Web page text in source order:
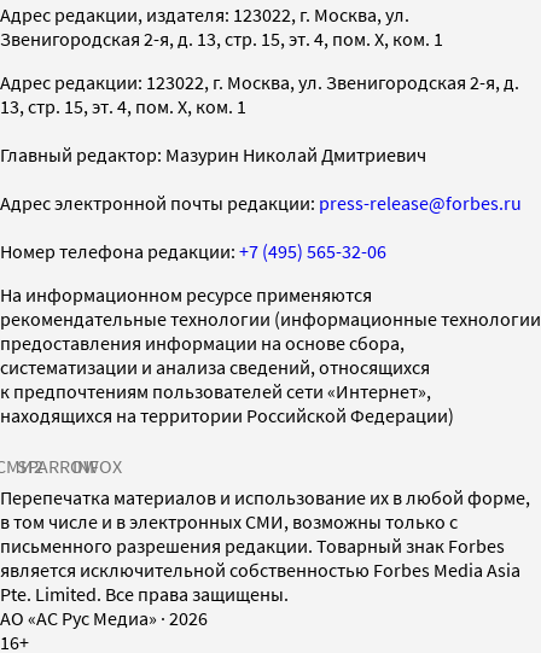
Адрес редакции, издателя: 123022, г. Москва, ул.
Звенигородская 2-я, д. 13, стр. 15, эт. 4, пом. X, ком. 1
Адрес редакции: 123022, г. Москва, ул. Звенигородская 2-я, д.
13, стр. 15, эт. 4, пом. X, ком. 1
Главный редактор: Мазурин Николай Дмитриевич
Адрес электронной почты редакции: press-release@forbes.ru
Номер телефона редакции: +7 (495) 565-32-06
На информационном ресурсе применяются
рекомендательные технологии (информационные технологии
предоставления информации на основе сбора,
систематизации и анализа сведений, относящихся
к предпочтениям пользователей сети «Интернет»,
находящихся на территории Российской Федерации)
SPARROWINFOX
Перепечатка материалов и использование их в любой форме,
в том числе и в электронных СМИ, возможны только с
письменного разрешения редакции. Товарный знак Forbes
является исключительной собственностью Forbes Media Asia
Pte. Limited. Все права защищены.
AO «АС Рус Медиа» · 2026
16+